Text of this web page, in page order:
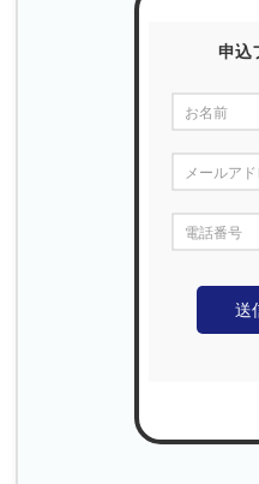
申込
お名前
メールア
電話番号
送